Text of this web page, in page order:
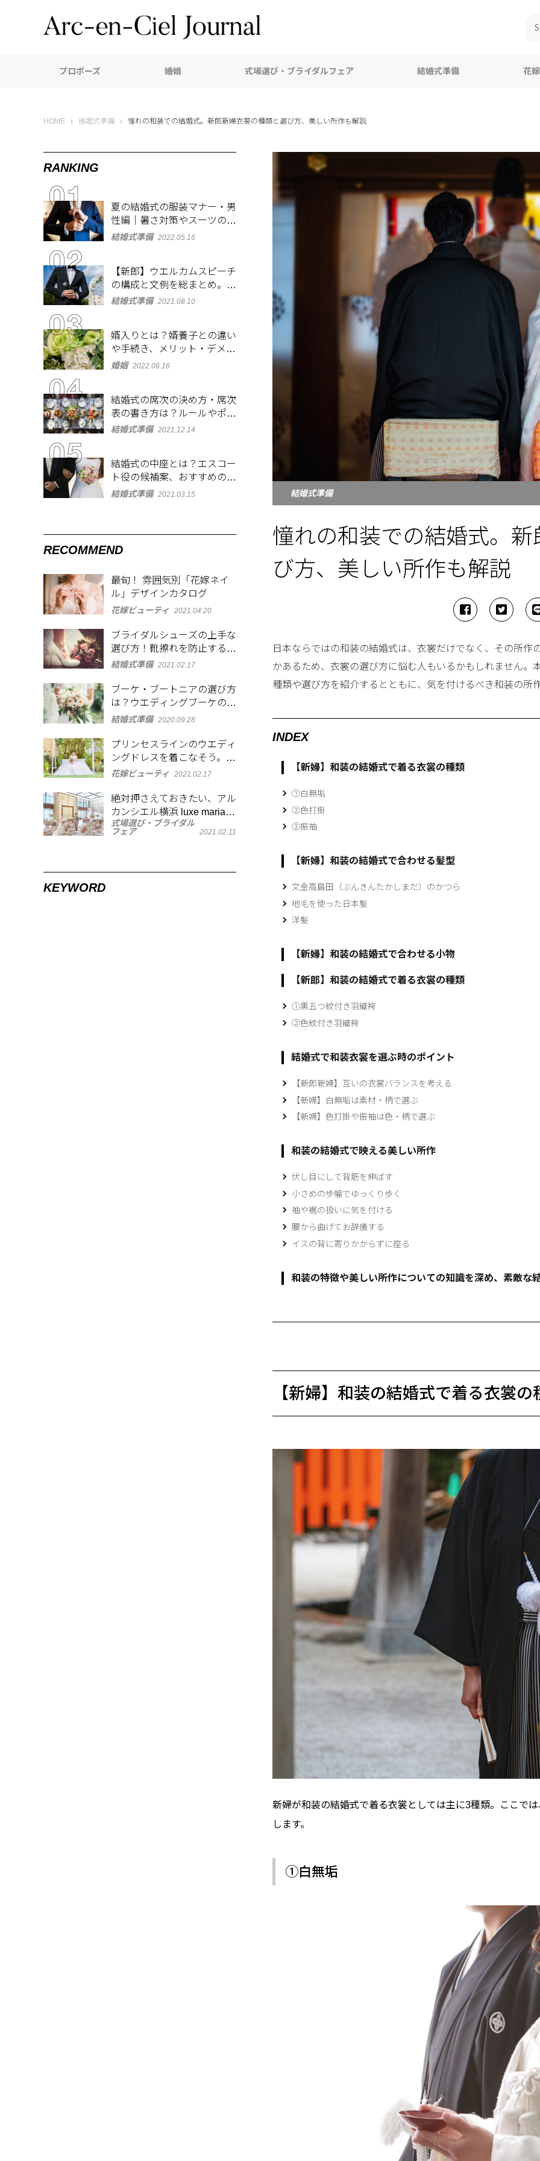
プロポーズ 婚姻 式場選び・ブライダルフェア 結婚式準備 花
HOME Arc-en-Ciel Journal（アルカンシエル ジャーナル）
結婚式準備 憧れの和装での結婚式。新郎新婦衣裳の種類と選び方、美しい所作も解説
結婚式準備
憧れの和装での結婚式。
び方、美しい所作も解説
日本ならではの和装の結婚式は、衣裳だけでなく、その所
かあるため、衣裳の選び方に悩む人もいるかもしれません
種類や選び方を紹介するとともに、気を付けるべき和装の所
INDEX
【新婦】和装の結婚式で着る衣裳の種類
①白無垢
②色打掛
③振袖
【新婦】和装の結婚式で合わせる髪型
文金高島田（ぶんきんたかしまだ）のかつら
地毛を使った日本髪
洋髪
【新婦】和装の結婚式で合わせる小物
【新郎】和装の結婚式で着る衣裳の種類
①黒五つ紋付き羽織袴
②色紋付き羽織袴
結婚式で和装衣裳を選ぶ時のポイント
【新郎新婦】互いの衣裳バランスを考える
【新婦】白無垢は素材・柄で選ぶ
【新婦】色打掛や振袖は色・柄で選ぶ
和装の結婚式で映える美しい所作
伏し目にして背筋を伸ばす
小さめの歩幅でゆっくり歩く
袖や裾の扱いに気を付ける
腰から曲げてお辞儀する
イスの背に寄りかからずに座る
和装の特徴や美しい所作についての知識を深め、素敵な
【新婦】和装の結婚式で着る衣裳の
新婦が和装の結婚式で着る衣裳としては主に3種類。ここで
します。
①白無垢
RANKING
夏の結婚式の服装マナー・男
性編｜暑さ対策やスーツのお
しゃれな着こなしも紹介
結婚式準備 2022.05.16
【新郎】ウエルカムスピーチ
の構成と文例を総まとめ。緊
張しないコツも紹介
結婚式準備 2021.08.10
婿入りとは？婿養子との違い
や手続き、メリット・デメリ
ットを紹介
婚姻 2022.06.16
結婚式の席次の決め方・席次
表の書き方は？ルールやポイ
ントをチェック
結婚式準備 2021.12.14
結婚式の中座とは？エスコー
ト役の候補案、おすすめの演
出やBGMも紹介
結婚式準備 2021.03.15
RECOMMEND
最旬！ 雰囲気別「花嫁ネイ
ル」デザインカタログ
花嫁ビューティ 2021.04.20
ブライダルシューズの上手な
選び方！靴擦れを防止するア
イディアも紹介
結婚式準備 2021.02.17
ブーケ・ブートニアの選び方
は？ウエディングブーケの形
や使われる花の種類と花言葉
結婚式準備 2020.09.28
プリンセスラインのウエディ
ングドレスを着こなそう。似
合う体型・髪型とは
花嫁ビューティ 2021.02.17
絶対押さえておきたい、アル
カンシエル横浜 luxe mariage
のフォトジェニックなスポッ
ト
式場選び・ブライダル
フェア
2021.02.11
KEYWORD